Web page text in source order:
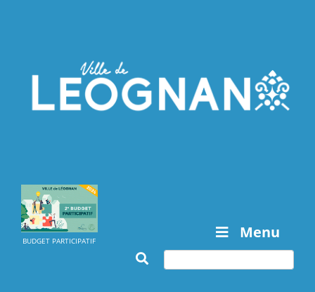
BUDGET PARTICIPATIF Menu